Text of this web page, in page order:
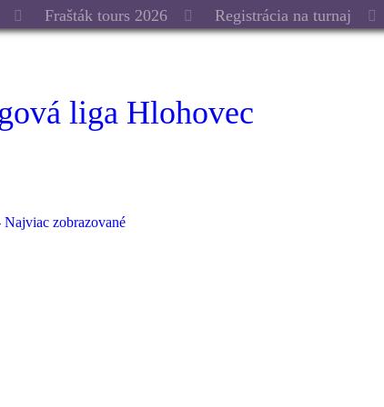
Frašták tours 2026 Registrácia na turnaj
liga Hlohovec
Najviac zobrazované